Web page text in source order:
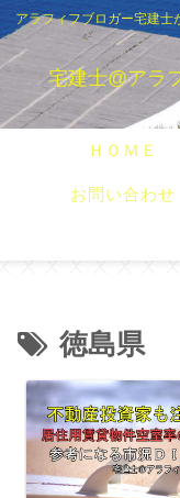
アラフィフブロガー宅建
宅建士@アラ
ＨＯＭＥ
お問い合わせ
徳島県